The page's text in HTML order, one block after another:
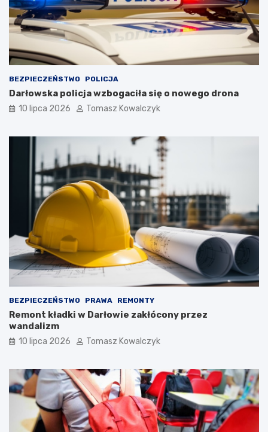
BEZPIECZEŃSTWO POLICJA
Darłowska policja wzbogaciła się o nowego drona
10 lipca 2026 Tomasz Kowalczyk
BEZPIECZEŃSTWO PRAWA REMONTY
Remont kładki w Darłowie zakłócony przez
wandalizm
10 lipca 2026 Tomasz Kowalczyk